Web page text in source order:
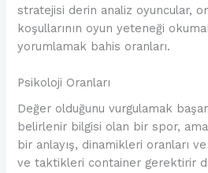
stratejisi derin analiz oyuncular,
koşullarının oyun yeteneği
yorumlamak bahis oranları.
Psikoloji Oranları
Değer olduğunu vurgulamak
belirlenir bilgisi olan bir spor,
bir anlayış, dinamikleri oranları
ve taktikleri container gerektirir